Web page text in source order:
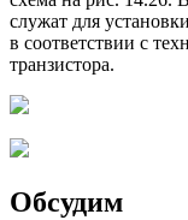
служат для
в соответствии с
транзистора.
Обсудим